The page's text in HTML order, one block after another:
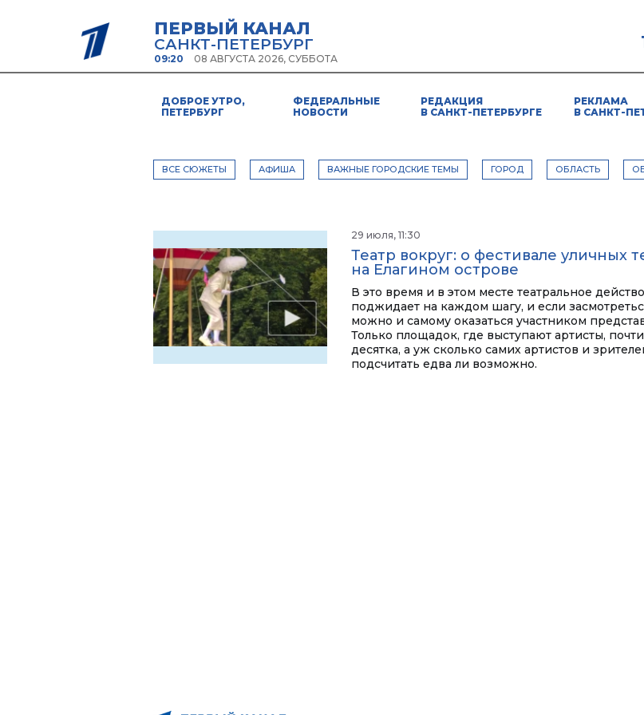
ПЕРВЫЙ КАНАЛ
САНКТ-ПЕТЕРБУРГ
09:20 08 АВГУСТА 2026, СУББОТА
ДОБРОЕ УТРО,
ПЕТЕРБУРГ
ФЕДЕРАЛЬНЫЕ
НОВОСТИ
РЕДАКЦИЯ
В САНКТ-ПЕТЕРБУРГЕ
РЕКЛАМА
В САНКТ-
ВСЕ СЮЖЕТЫ АФИША ВАЖНЫЕ ГОРОДСКИЕ ТЕМЫ ГОРОД ОБЛАСТЬ
29 июля, 11:30
Театр вокруг: о фестивале уличных
на Елагином острове
В это время и в этом месте театральное действо
поджидает на каждом шагу, и если
можно и самому оказаться участником
Только площадок, где выступают артисты,
десятка, а уж сколько самих артистов и
подсчитать едва ли возможно.